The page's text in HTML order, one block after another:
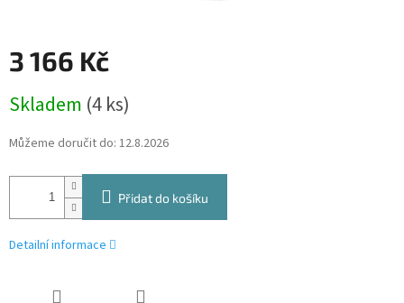
3 166 Kč
cena:
Skladem (4 ks)
Můžeme doručit do: 12.8.2026
Přidat do košíku
Detailní informace